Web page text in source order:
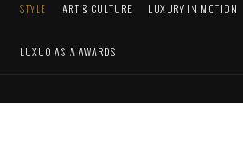
STYLE ART & CULTURE LUXURY IN MOTION
LUXUO ASIA AWARDS